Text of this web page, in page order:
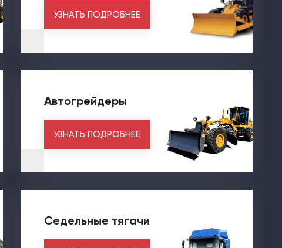
УЗНАТЬ ПОДРОБНЕЕ
Автогрейдеры
УЗНАТЬ ПОДРОБНЕЕ
Седельные тягачи